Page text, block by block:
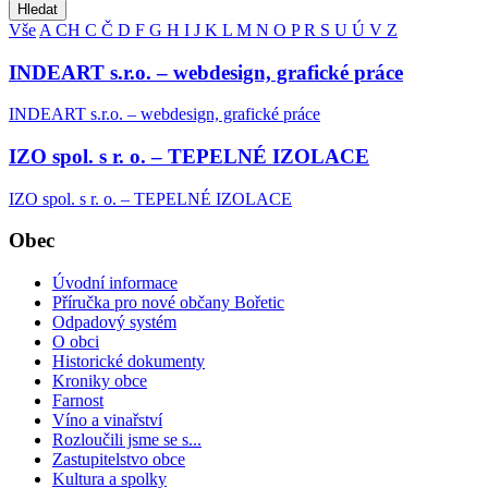
Hledat
Vše A CH C Č D F G H I J K L M N O PR S U Ú V Z
INDEART s.r.o. – webdesign, grafické práce
INDEART s.r.o. – webdesign, grafické práce
IZO spol. s r. o. – TEPELNÉ IZOLACE
IZO spol. s r. o. – TEPELNÉ IZOLACE
Obec
Úvodní informace
Příručka pro nové občany Bořetic
Odpadový systém
O obci
Historické dokumenty
Kroniky obce
Farnost
Víno a vinařství
Rozloučili jsme se s...
Zastupitelstvo obce
Kultura a spolky